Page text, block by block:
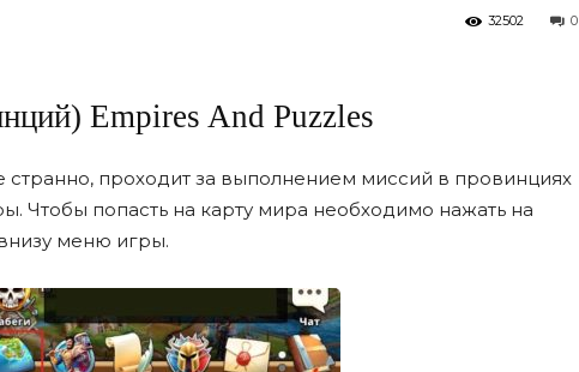
0
32502
Empires And Puzzles
странно, проходит за выполнением миссий в провинциях
Чтобы попасть на карту мира необходимо нажать на
меню игры.